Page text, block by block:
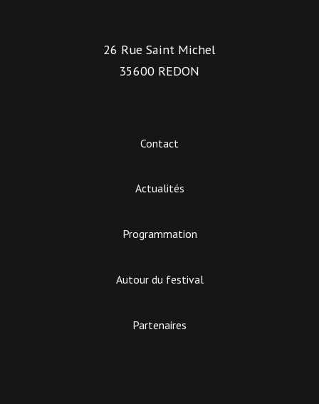
26 Rue Saint Michel
35600 REDON
Contact
Actualités
Programmation
Autour du festival
Partenaires